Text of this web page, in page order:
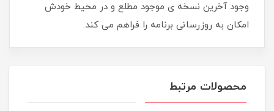
وجود آخرین نسخه ی موجود مطلع و در محیط خودش
امکان به روزرسانی برنامه را فراهم می کند.
محصولات مرتبط